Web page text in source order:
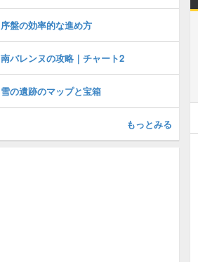
序盤の効率的な進め方
南バレンヌの攻略｜チャート2
雪の遺跡のマップと宝箱
もっとみる